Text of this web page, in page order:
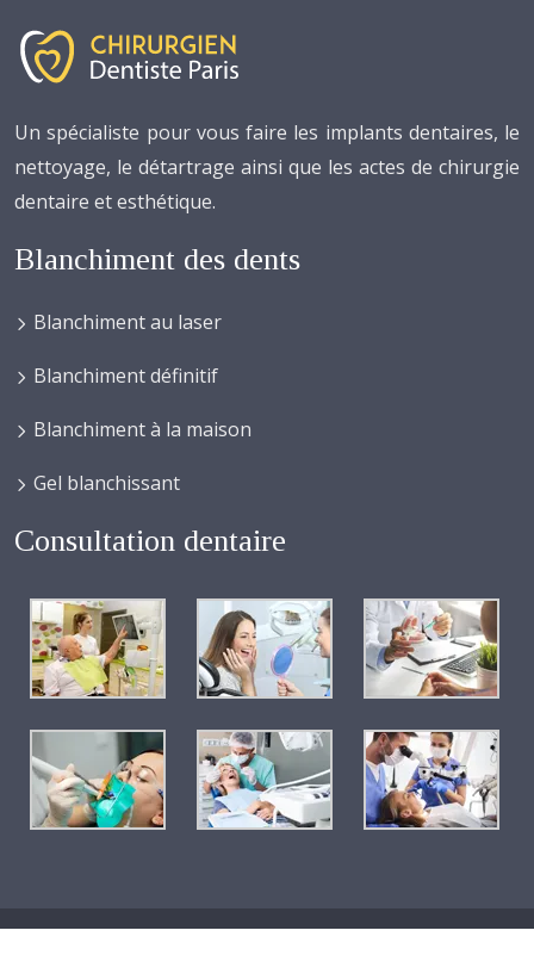
Un spécialiste pour vous faire les implants dentaires, le
nettoyage, le détartrage ainsi que les actes de chirurgie
dentaire et esthétique.
Blanchiment des dents
Blanchiment au laser
Blanchiment définitif
Blanchiment à la maison
Gel blanchissant
Consultation dentaire